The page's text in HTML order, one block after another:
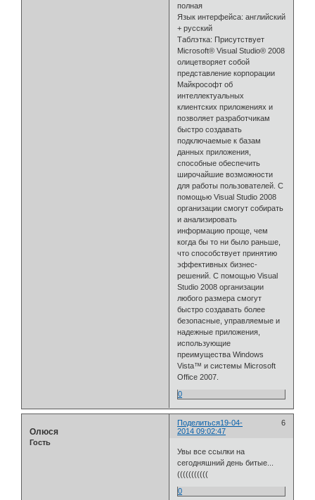
полная
Язык интерфейса: английский
+ русский
Таблэтка: Присутствует
Microsoft® Visual Studio® 2008
олицетворяет собой
представление корпорации
Майкрософт об
интеллектуальных
клиентских приложениях и
позволяет разработчикам
быстро создавать
подключаемые к базам
данных приложения,
способные обеспечить
широчайшие возможности
для работы пользователей. С
помощью Visual Studio 2008
организации смогут собирать
и анализировать
информацию проще, чем
когда бы то ни было раньше,
что способствует принятию
эффективных бизнес-
решений. С помощью Visual
Studio 2008 организации
любого размера смогут
быстро создавать более
безопасные, управляемые и
надежные приложения,
использующие
преимущества Windows
Vista™ и системы Microsoft
Office 2007.
0
Поделиться 6
19-04-
2014 09:02:47
Олюся
Гость
Увы все ссылки на
сегодняшний день битые...
(((((((((((
0